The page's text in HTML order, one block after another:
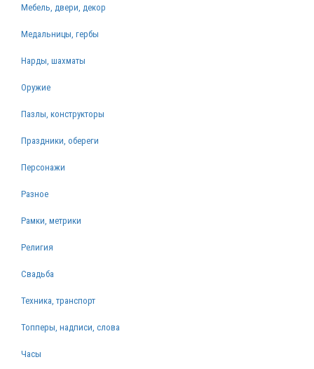
Мебель, двери, декор
Медальницы, гербы
Нарды, шахматы
Оружие
Пазлы, конструкторы
Праздники, обереги
Персонажи
Разное
Рамки, метрики
Религия
Свадьба
Техника, транспорт
Топперы, надписи, слова
Часы